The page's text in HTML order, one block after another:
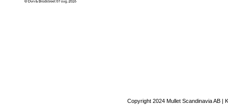
Copyright 2024 Mullet Scandinavia AB |